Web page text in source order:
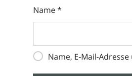
Name*
Name, E-Mail-